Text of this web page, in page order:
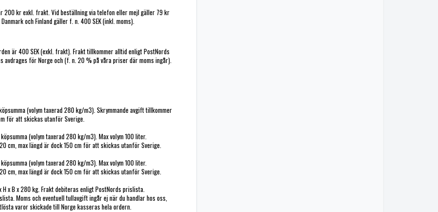
200 kr exkl. frakt. Vid beställning via telefon eller mejl gäller 79 kr
och Finland gäller f. n. 400 SEK (inkl. moms).
är 400 SEK (exkl. frakt). Frakt tillkommer alltid enligt PostNords
avdrages för Norge och (f. n. 20 % på våra priser där moms ingår).
(volym taxerad 280 kg/m3). Skrymmande avgift tillkommer
för att skickas utanför Sverige.
(volym taxerad 280 kg/m3). Max volym 100 liter.
cm, max längd är dock 150 cm för att skickas utanför Sverige.
(volym taxerad 280 kg/m3). Max volym 100 liter.
cm, max längd är dock 150 cm för att skickas utanför Sverige.
x B x 280 kg. Frakt debiteras enligt PostNords prislista.
Moms och eventuell tullavgift ingår ej när du handlar hos oss,
varor skickade till Norge kasseras hela ordern.